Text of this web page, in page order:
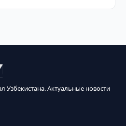
Узбекистана. Актуальные новости